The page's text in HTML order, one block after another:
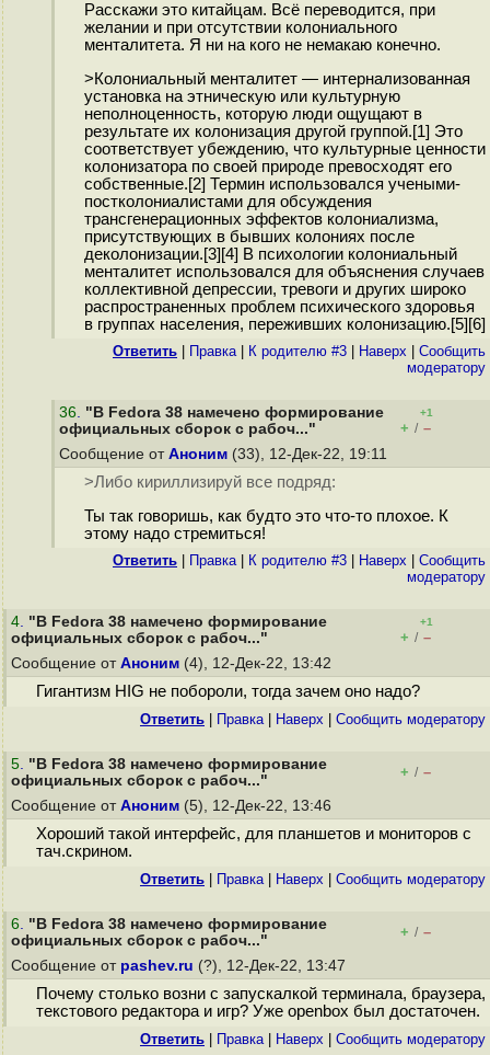
Расскажи это китайцам. Всё переводится, при
желании и при отсутствии колониального
менталитета. Я ни на кого не немакаю конечно.
>Колониальный менталитет — интернализованная
установка на этническую или культурную
неполноценность, которую люди ощущают в
результате их колонизация другой группой.[1] Это
соответствует убеждению, что культурные ценности
колонизатора по своей природе превосходят его
собственные.[2] Термин использовался учеными-
постколониалистами для обсуждения
трансгенерационных эффектов колониализма,
присутствующих в бывших колониях после
деколонизации.[3][4] В психологии колониальный
менталитет использовался для объяснения случаев
коллективной депрессии, тревоги и других широко
распространенных проблем психического здоровья
в группах населения, переживших колонизацию.[5][6]
Ответить Правка| К родителю #3 Наверх
Cообщить
модератору
36. "В Fedora 38 намечено формирование
официальных сборок с рабоч..."
+1
+ / –
Сообщение от Аноним (33), 12-Дек-22, 19:11
>Либо кириллизируй все подряд:
Ты так говоришь, как будто это что-то плохое. К
этому надо стремиться!
Ответить Правка| К родителю #3 Наверх
Cообщить
модератору
4. "В Fedora 38 намечено формирование
официальных сборок с рабоч..."
+1
+ / –
Сообщение от Аноним (4), 12-Дек-22, 13:42
Гигантизм HIG не побороли, тогда зачем оно надо?
Ответить Правка| Наверх Cообщить модератору
5. "В Fedora 38 намечено формирование
официальных сборок с рабоч..."
+ / –
Сообщение от Аноним (5), 12-Дек-22, 13:46
Хороший такой интерфейс, для планшетов и мониторов с
тач.скрином.
Ответить Правка| Наверх Cообщить модератору
6. "В Fedora 38 намечено формирование
официальных сборок с рабоч..."
+ / –
Сообщение от pashev.ru (?), 12-Дек-22, 13:47
Почему столько возни с запускалкой терминала, браузера,
текстового редактора и игр? Уже openbox был достаточен.
Ответить Правка| Наверх Cообщить модератору